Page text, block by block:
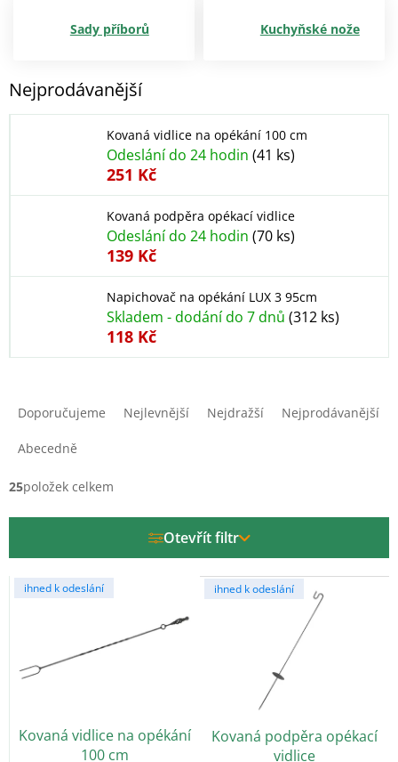
Sady příborů Kuchyňské nože
Nejprodávanější
Kovaná vidlice na opékání 100 cm
Odeslání do 24 hodin (41 ks)
251 Kč
Kovaná podpěra opékací vidlice
Odeslání do 24 hodin (70 ks)
139 Kč
Napichovač na opékání LUX 3 95cm
Skladem - dodání do 7 dnů (312 ks)
118 Kč
í
k
Doporučujeme Nejlevnější Nejdražší Nejprodávanější
Abecedně
25položek celkem
Otevřít filtr
V
ý
ihned k odeslání
Kovaná vidlice na opékání
100 cm
ihned k odeslání
Kovaná podpěra opékací
vidlice